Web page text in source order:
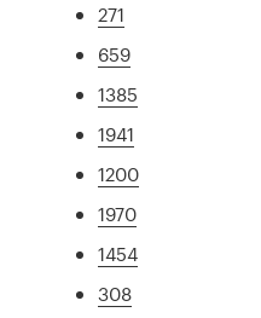
271
659
1385
1941
1200
1970
1454
308